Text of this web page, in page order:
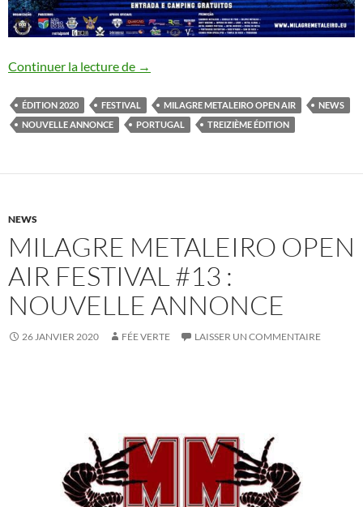
Continuer la lecture de Milagre Metaleiro Open Air Festival
→
ÉDITION 2020 FESTIVAL MILAGRE METALEIRO OPEN AIR
NEWS
NOUVELLE ANNONCE
PORTUGAL TREIZIÈME ÉDITION
NEWS
MILAGRE METALEIRO OPEN
AIR FESTIVAL #13 :
NOUVELLE ANNONCE
26 JANVIER 2020 FÉE VERTE LAISSER UN COMMENTAIRE